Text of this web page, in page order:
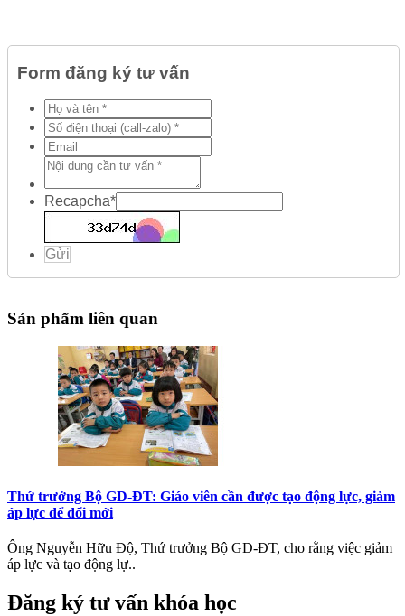
Form đăng ký tư vấn
Recapcha*
Gửi
Sản phẩm liên quan
Thứ trưởng Bộ GD-ĐT: Giáo viên cần được tạo động lực, giảm
áp lực để đổi mới
Ông Nguyễn Hữu Độ, Thứ trưởng Bộ GD-ĐT, cho rằng việc giảm
áp lực và tạo động lự..
Đăng ký tư vấn khóa học